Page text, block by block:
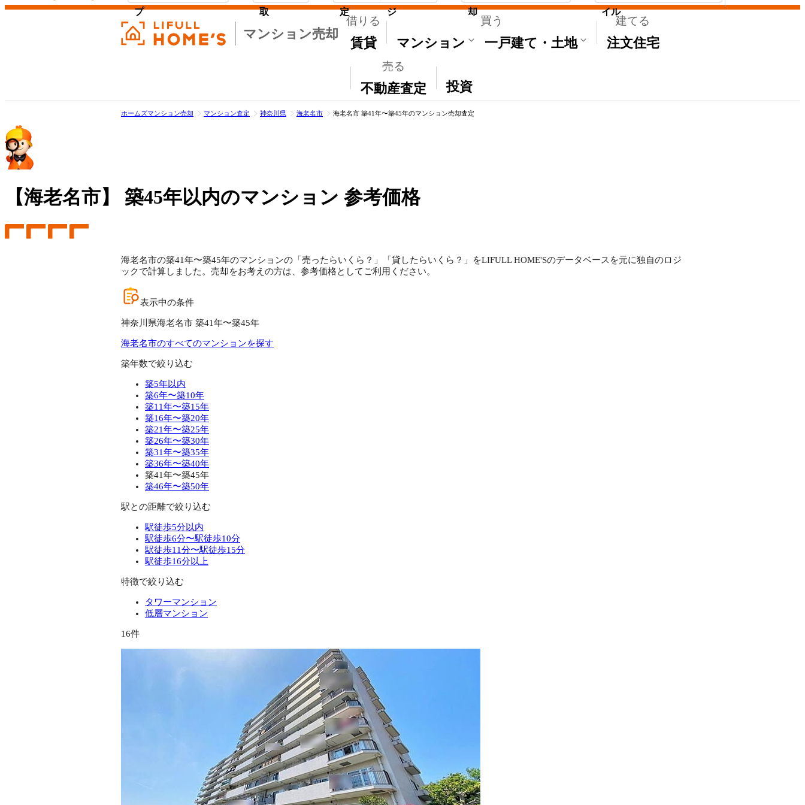
マンション売却
借りる
賃貸
買う
マンション 一戸建て・土地
建てる
注文住宅
売る
不動産査定
その他
投資
プ 取 定 ジ 却 イル
ホームズマンション売却 マンション査定 神奈川県 海老名市 海老名市 築41年〜築45年のマンション売却査定
【海老名市】 築45年以内のマンション 参考価格
海老名市の築41年〜築45年のマンションの「売ったらいくら？」「貸したらいくら？」をLIFULL HOME'Sのデータベースを元に独自のロジ
ックで計算しました。売却をお考えの方は、参考価格としてご利用ください。
表示中の条件
神奈川県海老名市 築41年〜築45年
海老名市のすべてのマンションを探す
築年数で絞り込む
築5年以内
築6年〜築10年
築11年〜築15年
築16年〜築20年
築21年〜築25年
築26年〜築30年
築31年〜築35年
築36年〜築40年
築41年〜築45年
築46年〜築50年
駅との距離で絞り込む
駅徒歩5分以内
駅徒歩6分〜駅徒歩10分
駅徒歩11分〜駅徒歩15分
駅徒歩16分以上
特徴で絞り込む
タワーマンション
低層マンション
16件